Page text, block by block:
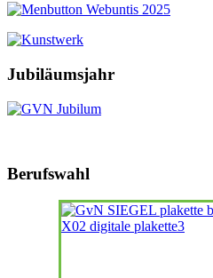
Jubiläumsjahr
Berufswahl